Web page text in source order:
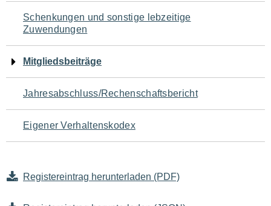
Schenkungen und sonstige lebzeitige
Zuwendungen
Mitgliedsbeiträge
Jahresabschluss/Rechenschaftsbericht
Eigener Verhaltenskodex
Registereintrag herunterladen (PDF)